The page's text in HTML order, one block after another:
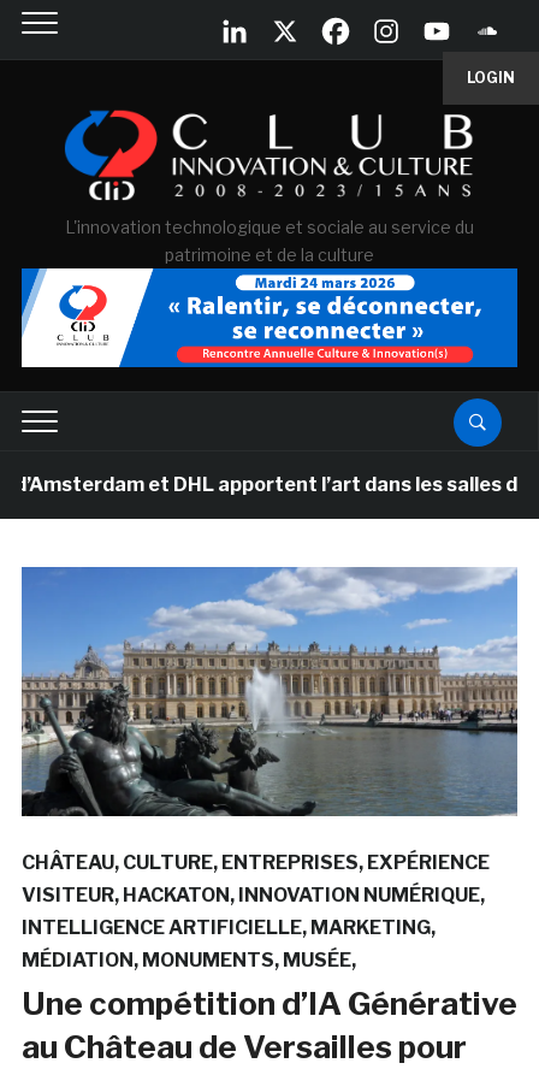
LOGIN
L'innovation technologique et sociale au service du
patrimoine et de la culture
et DHL apportent l’art dans les salles de classe
CHÂTEAU CULTURE ENTREPRISES EXPÉRIENCE
VISITEUR HACKATON INNOVATION NUMÉRIQUE
INTELLIGENCE ARTIFICIELLE MARKETING
MÉDIATION MONUMENTS MUSÉE
Une compétition d’IA Générative
au Château de Versailles pour